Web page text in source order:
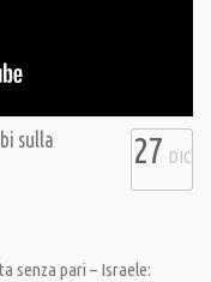
sulla
27 DIC
senza pari – Israele: